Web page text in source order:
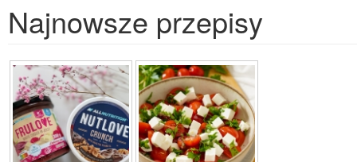
Najnowsze przepisy